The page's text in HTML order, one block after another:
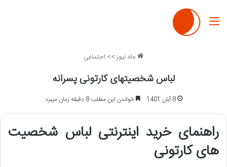
منو
ماه نیوز>> اجتماعی
لباس شخصیتهای کارتونی پسرانه
8 آبان 1401 خواندن این مطلب 8 دقیقه زمان میبرد
راهنمای خرید اینترنتی لباس شخصیت
های کارتونی